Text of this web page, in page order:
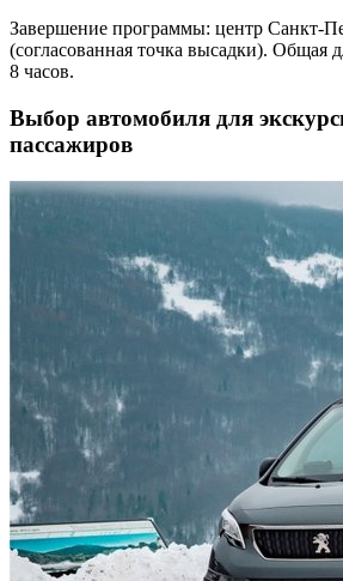
Завершение программы: центр
(согласованная точка высадки). Общая
8 часов.
Выбор автомобиля для
пассажиров